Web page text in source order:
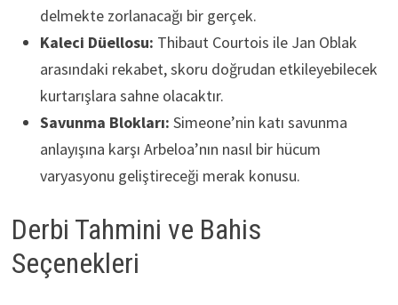
delmekte zorlanacağı bir gerçek.
Kaleci Düellosu: Thibaut Courtois ile Jan Oblak
arasındaki rekabet, skoru doğrudan etkileyebilecek
kurtarışlara sahne olacaktır.
Savunma Blokları: Simeone’nin katı savunma
anlayışına karşı Arbeloa’nın nasıl bir hücum
varyasyonu geliştireceği merak konusu.
Derbi Tahmini ve Bahis
Seçenekleri